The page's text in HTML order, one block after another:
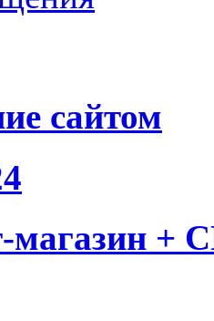
сайтом
магазин +